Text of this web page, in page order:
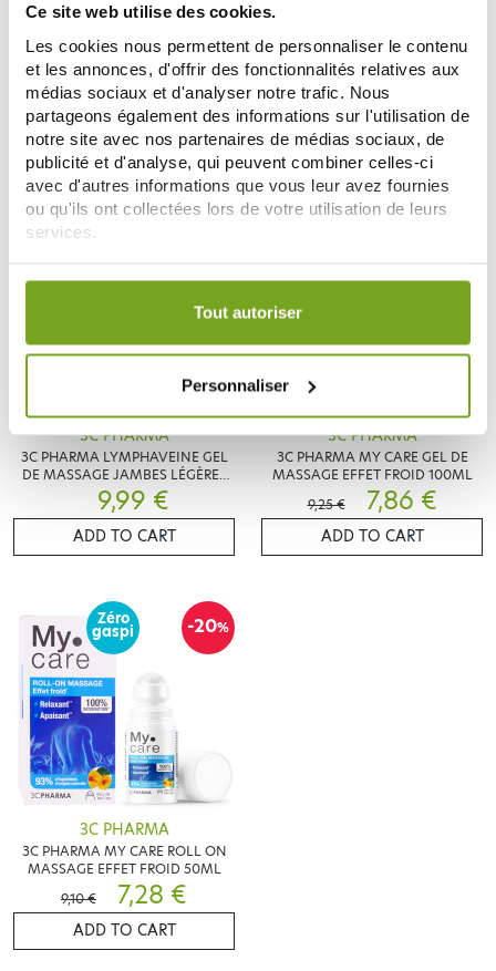
Ce site web utilise des cookies.
Les cookies nous permettent de personnaliser le contenu
et les annonces, d'offrir des fonctionnalités relatives aux
médias sociaux et d'analyser notre trafic. Nous
partageons également des informations sur l'utilisation de
notre site avec nos partenaires de médias sociaux, de
publicité et d'analyse, qui peuvent combiner celles-ci
avec d'autres informations que vous leur avez fournies
ou qu'ils ont collectées lors de votre utilisation de leurs
services.
Votre choix de consentement est conservé pendant une
Tout autoriser
Personnaliser
3C PHARMA
3C PHARMA EFIRUB NEZ BOUCHÉ
SPRAY NASAL 30ML
5,99 €
ADD TO CART
3C PHARMA
3C PHARMA ALLER'LIB RHINITE
ALLERGIQUE SPRAY NASAL 15ML
10,20 €
ADD TO CART
3C PHARMA
3C PHARMA LYMPHAVEINE GEL
DE MASSAGE JAMBES LÉGÈRES
180ML
9,99 €
ADD TO CART
3C PHARMA
3C PHARMA MY CARE GEL DE
MASSAGE EFFET FROID 100ML
9,25 €
7,86 €
ADD TO CART
-20%
Zéro
gaspi
3C PHARMA
3C PHARMA MY CARE ROLL ON
MASSAGE EFFET FROID 50ML
9,10 €
7,28 €
ADD TO CART